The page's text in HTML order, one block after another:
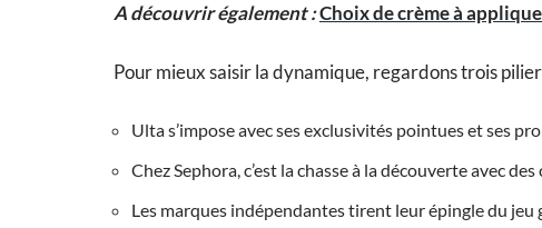
A découvrir également :Choix de crème à
Pour mieux saisir la dynamique, regardons trois
Ulta s’impose avec ses exclusivités pointues et ses
Chez Sephora, c’est la chasse à la découverte avec
Les marques indépendantes tirent leur épingle du